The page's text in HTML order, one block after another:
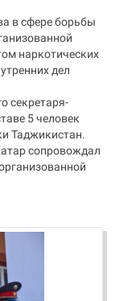
в сфере борьбы
наркотических
дел
секретаря-
5 человек
Таджикистан.
сопровождал